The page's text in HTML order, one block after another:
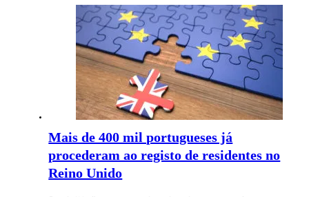
Mais de 400 mil portugueses já
procederam ao registo de residentes no
Reino Unido